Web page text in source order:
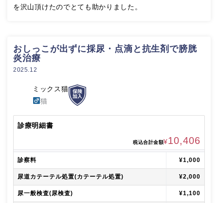
を沢山頂けたのでとても助かりました。
おしっこが出ずに採尿・点滴と抗生剤で膀胱
炎治療
2025.12
ミックス猫
猫
診療明細書
税込合計金額¥10,406
診察料 ¥1,000
尿道カテーテル処置(カテーテル処置) ¥2,000
尿一般検査(尿検査) ¥1,100